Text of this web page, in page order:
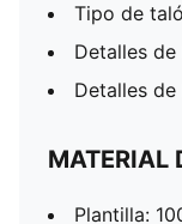
Tipo de
Detalles
Detalles
MATERIAL
Plantilla: